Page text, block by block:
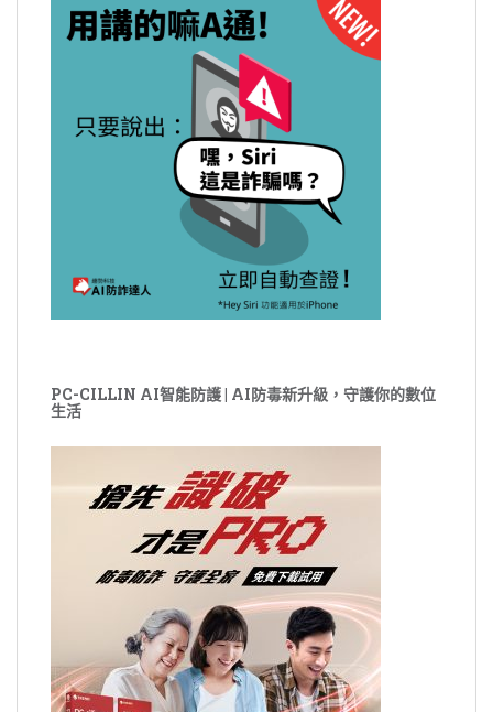
PC-CILLIN AI智能防護 | AI防毒新升級，守護你的數位
生活